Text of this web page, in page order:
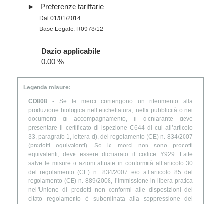
Preferenze tariffarie
Dal 01/01/2014
Base Legale: R0978/12
Dazio applicabile
0.00 %
Legenda misure:
CD808 - Se le merci contengono un riferimento alla
produzione biologica nell’etichettatura, nella pubblicità o nei
documenti di accompagnamento, il dichiarante deve
presentare il certificato di ispezione C644 di cui all’articolo
33, paragrafo 1, lettera d), del regolamento (CE) n. 834/2007
(prodotti equivalenti). Se le merci non sono prodotti
equivalenti, deve essere dichiarato il codice Y929. Fatte
salve le misure o azioni attuate in conformità all’articolo 30
del regolamento (CE) n. 834/2007 e/o all’articolo 85 del
regolamento (CE) n. 889/2008, l’immissione in libera pratica
nell'Unione di prodotti non conformi alle disposizioni del
citato regolamento è subordinata alla soppressione del